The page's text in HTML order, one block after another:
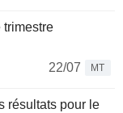
trimestre
22/07
MT
résultats pour le